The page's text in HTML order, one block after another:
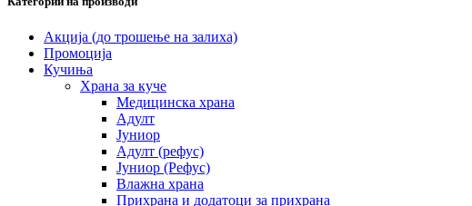
Акција (до трошење на залиха)
Промоција
Кучиња
Храна за куче
Медицинска храна
Адулт
Јуниор
Адулт (рефус)
Јуниор (Рефус)
Влажна храна
Прихрана и додатоци за прихрана